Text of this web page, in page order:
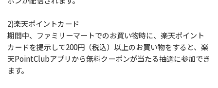
2)楽天ポイントカード
期間中、ファミリーマートでのお買い物時に、楽天ポイント
カードを提示して200円（税込）以上のお買い物をすると、楽
天PointClubアプリから無料クーポンが当たる抽選に参加でき
ます。